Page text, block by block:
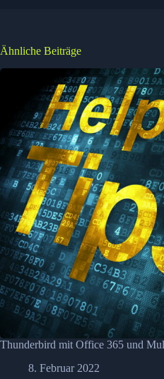
Ähnliche Beiträge
Thunderbird mit Office 365 und
8. Februar 2022